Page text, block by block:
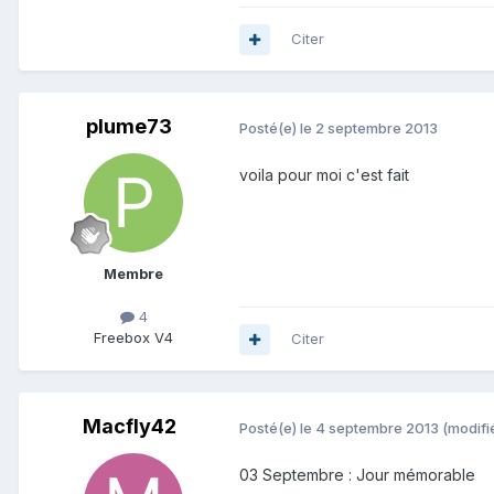
Citer
plume73
Membre
4
Freebox V4
Posté(e) le 2 septembre 2013
voila pour moi c'est fait
Citer
Macfly42 Posté(e) le 4 septembre 2013
03 Septembre : Jour mémorable